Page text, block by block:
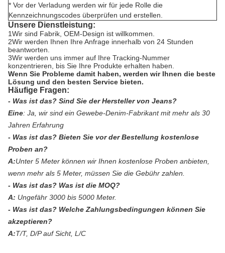
* Vor der Verladung werden wir für jede Rolle die
Kennzeichnungscodes überprüfen und erstellen.
Unsere Dienstleistung:
1Wir sind Fabrik, OEM-Design ist willkommen.
2Wir werden Ihnen Ihre Anfrage innerhalb von 24 Stunden
beantworten.
3Wir werden uns immer auf Ihre Tracking-Nummer
konzentrieren, bis Sie Ihre Produkte erhalten haben.
Wenn Sie Probleme damit haben, werden wir Ihnen die beste
Lösung und den besten Service bieten.
Häufige Fragen:
- Was ist das? Sind Sie der Hersteller von Jeans?
Eine: Ja, wir sind ein Gewebe-Denim-Fabrikant mit mehr als 30
Jahren Erfahrung
- Was ist das? Bieten Sie vor der Bestellung kostenlose
Proben an?
A:Unter 5 Meter können wir Ihnen kostenlose Proben anbieten,
wenn mehr als 5 Meter, müssen Sie die Gebühr zahlen.
- Was ist das? Was ist die MOQ?
A: Ungefähr 3000 bis 5000 Meter.
- Was ist das? Welche Zahlungsbedingungen können Sie
akzeptieren?
A:T/T, D/P auf Sicht, L/C